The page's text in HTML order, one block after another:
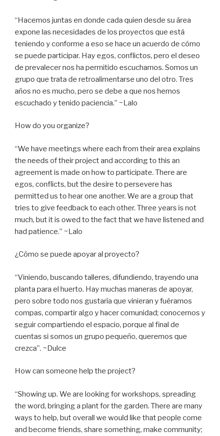
“Hacemos juntas en donde cada quien desde su área
expone las necesidades de los proyectos que está
teniendo y conforme a eso se hace un acuerdo de cómo
se puede participar. Hay egos, conflictos, pero el deseo
de prevalecer nos ha permitido escucharnos. Somos un
grupo que trata de retroalimentarse uno del otro. Tres
años no es mucho, pero se debe a que nos hemos
escuchado y tenido paciencia.” ~Lalo
How do you organize?
“We have meetings where each from their area explains
the needs of their project and according to this an
agreement is made on how to participate. There are
egos, conflicts, but the desire to persevere has
permitted us to hear one another. We are a group that
tries to give feedback to each other. Three years is not
much, but it is owed to the fact that we have listened and
had patience.” ~Lalo
¿Cómo se puede apoyar al proyecto?
“Viniendo, buscando talleres, difundiendo, trayendo una
planta para el huerto. Hay muchas maneras de apoyar,
pero sobre todo nos gustaría que vinieran y fuéramos
compas, compartir algo y hacer comunidad; conocernos y
seguir compartiendo el espacio, porque al final de
cuentas si somos un grupo pequeño, queremos que
crezca”. ~Dulce
How can someone help the project?
“Showing up. We are looking for workshops, spreading
the word, bringing a plant for the garden. There are many
ways to help, but overall we would like that people come
and become friends, share something, make community;